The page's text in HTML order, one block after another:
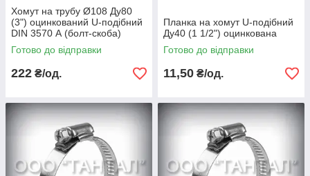
Хомут на трубу Ø108 Ду80
(3") оцинкований U-подібний
DIN 3570 А (болт-скоба)
Готово до відправки
222 ₴/од.
Планка на хомут U-подібний
Ду40 (1 1/2") оцинкована
Готово до відправки
11,50 ₴/од.